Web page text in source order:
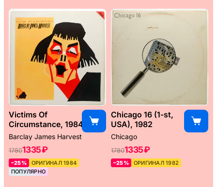
Victims Of
Circumstance, 1984
Barclay James Harvest
17801335 ₽
–25%
ОРИГИНАЛ 1984
ПОПУЛЯРНО
Chicago 16 (1-st,
USA), 1982
Chicago
17801335 ₽
–25% ОРИГИНАЛ 1982